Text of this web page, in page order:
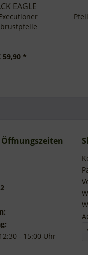
EAGLE
59,90 *
- 15:00 Uhr